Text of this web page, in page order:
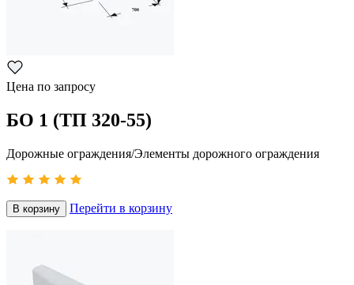
Цена по запросу
БО 1 (ТП 320-55)
Дорожные ограждения/Элементы дорожного ограждения
В корзину Перейти в корзину